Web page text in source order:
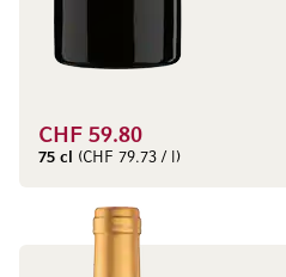
CHF 59.80
75 cl (CHF 79.73 / l)